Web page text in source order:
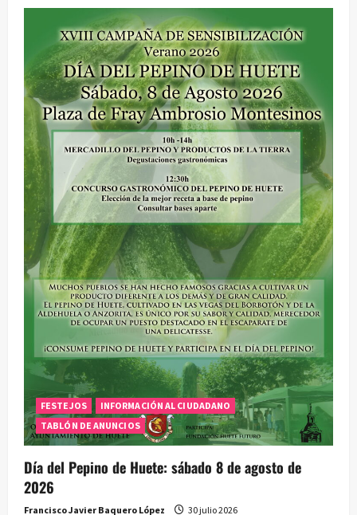
FESTEJOS
INFORMACIÓN AL CIUDADANO
TABLÓN DE ANUNCIOS
Día del Pepino de Huete: sábado 8 de agosto de
2026
Francisco Javier Baquero López 30 julio 2026